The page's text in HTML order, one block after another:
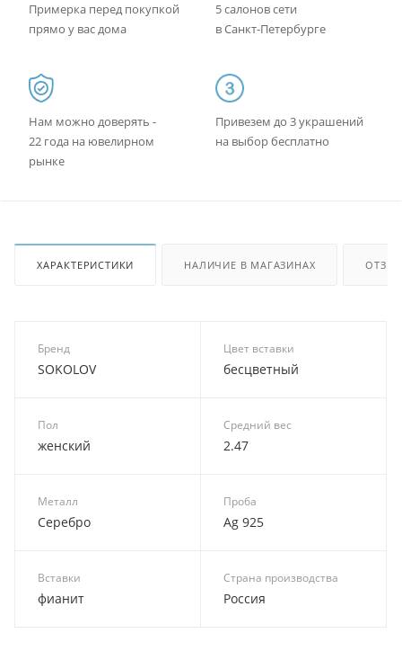
Примерка перед покупкой
прямо у вас дома
5 салонов сети
в Санкт-Петербурге
Нам можно доверять -
22 года на ювелирном
рынке
Привезем до 3 украшений
на выбор бесплатно
ХАРАКТЕРИСТИКИ НАЛИЧИЕ В МАГАЗИНАХ
Бренд
SOKOLOV
Цвет вставки
бесцветный
Пол
женский
Средний вес
2.47
Металл
Серебро
Проба
Ag 925
Вставки
фианит
Страна производства
Россия